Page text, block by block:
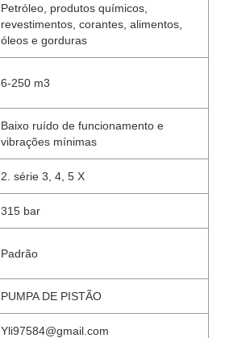
Petróleo, produtos químicos,
revestimentos, corantes, alimentos,
óleos e gorduras
6-250 m3
Baixo ruído de funcionamento e
vibrações mínimas
2. série 3, 4, 5 X
315 bar
Padrão
PUMPA DE PISTÃO
Yli97584@gmail.com